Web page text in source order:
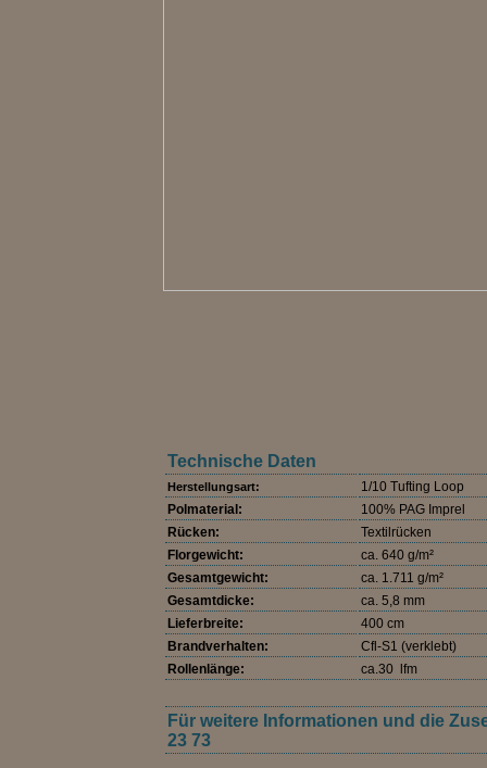
Technische Daten
Herstellungsart:
1/10 Tufting Loop
Polmaterial:
100% PAG Imprel
Rücken:
Textilrücken
Florgewicht:
ca. 640 g/m²
Gesamtgewicht:
ca. 1.711 g/m²
Gesamtdicke:
ca. 5,8 mm
Lieferbreite:
400 cm
Brandverhalten:
Cfl-S1 (verklebt)
Rollenlänge:
ca.30 lfm
Für weitere Informationen und die
23 73